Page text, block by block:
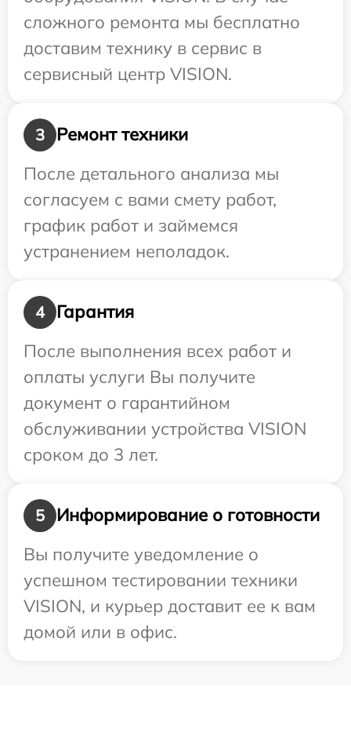
сложного ремонта мы бесплатно
доставим технику в сервис в
сервисный центр VISION.
3
Ремонт техники
После детального анализа мы
согласуем с вами смету работ,
график работ и займемся
устранением неполадок.
4
Гарантия
После выполнения всех работ и
оплаты услуги Вы получите
документ о гарантийном
обслуживании устройства VISION
сроком до 3 лет.
5
Информирование о готовности
Вы получите уведомление о
успешном тестировании техники
VISION, и курьер доставит ее к вам
домой или в офис.